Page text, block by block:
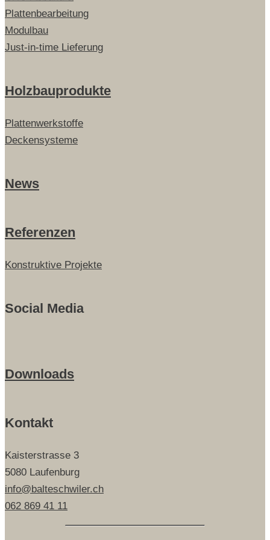
Plattenbearbeitung
Modulbau
Just-in-time Lieferung
Holzbauprodukte
Plattenwerkstoffe
Deckensysteme
News
Referenzen
Konstruktive Projekte
Social Media
Downloads
Kontakt
Kaisterstrasse 3
5080 Laufenburg
info@balteschwiler.ch
062 869 41 11